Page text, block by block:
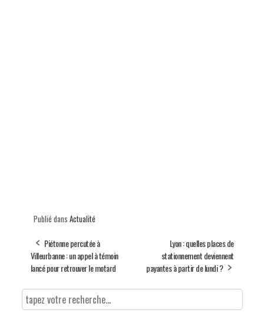
Publié dans Actualité
Piétonne percutée à
Villeurbanne : un appel à témoin
lancé pour retrouver le motard
Lyon : quelles places de
stationnement deviennent
payantes à partir de lundi ?